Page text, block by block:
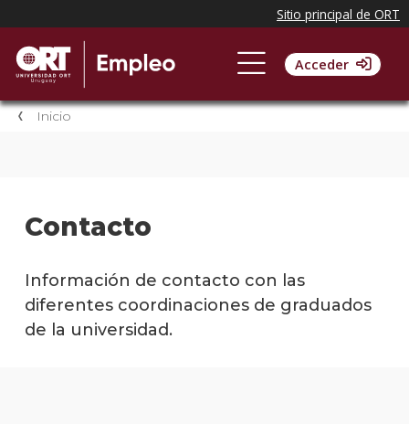
Acceder
Inicio
Contacto
Información de contacto con las
diferentes coordinaciones de graduados
de la universidad.